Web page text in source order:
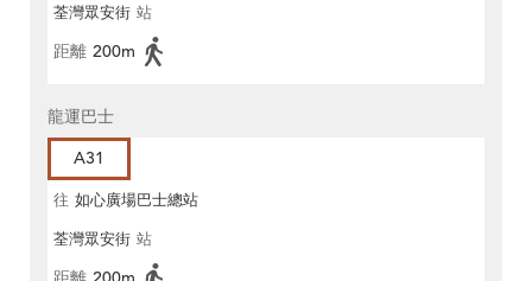
荃灣眾安街 站
距離 200m
龍運巴士
A31
往 如心廣場巴士總站
荃灣眾安街 站